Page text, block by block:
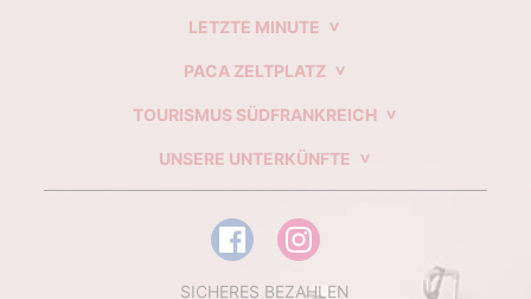
LETZTE MINUTE
PACA ZELTPLATZ
TOURISMUS SÜDFRANKREICH
UNSERE UNTERKÜNFTE
SICHERES BEZAHLEN